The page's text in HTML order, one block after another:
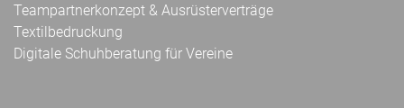
Teampartnerkonzept & Ausrüsterverträge
Textilbedruckung
Digitale Schuhberatung für Vereine